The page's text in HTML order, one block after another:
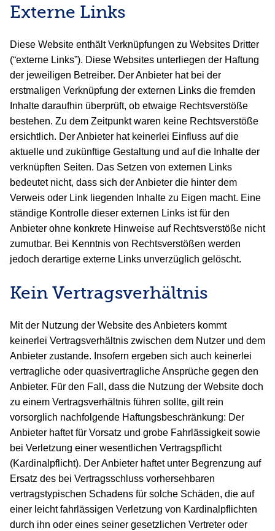
Externe Links
Diese Website enthält Verknüpfungen zu Websites Dritter
(“externe Links”). Diese Websites unterliegen der Haftung
der jeweiligen Betreiber. Der Anbieter hat bei der
erstmaligen Verknüpfung der externen Links die fremden
Inhalte daraufhin überprüft, ob etwaige Rechtsverstöße
bestehen. Zu dem Zeitpunkt waren keine Rechtsverstöße
ersichtlich. Der Anbieter hat keinerlei Einfluss auf die
aktuelle und zukünftige Gestaltung und auf die Inhalte der
verknüpften Seiten. Das Setzen von externen Links
bedeutet nicht, dass sich der Anbieter die hinter dem
Verweis oder Link liegenden Inhalte zu Eigen macht. Eine
ständige Kontrolle dieser externen Links ist für den
Anbieter ohne konkrete Hinweise auf Rechtsverstöße nicht
zumutbar. Bei Kenntnis von Rechtsverstößen werden
jedoch derartige externe Links unverzüglich gelöscht.
Kein Vertragsverhältnis
Mit der Nutzung der Website des Anbieters kommt
keinerlei Vertragsverhältnis zwischen dem Nutzer und dem
Anbieter zustande. Insofern ergeben sich auch keinerlei
vertragliche oder quasivertragliche Ansprüche gegen den
Anbieter. Für den Fall, dass die Nutzung der Website doch
zu einem Vertragsverhältnis führen sollte, gilt rein
vorsorglich nachfolgende Haftungsbeschränkung: Der
Anbieter haftet für Vorsatz und grobe Fahrlässigkeit sowie
bei Verletzung einer wesentlichen Vertragspflicht
(Kardinalpflicht). Der Anbieter haftet unter Begrenzung auf
Ersatz des bei Vertragsschluss vorhersehbaren
vertragstypischen Schadens für solche Schäden, die auf
einer leicht fahrlässigen Verletzung von Kardinalpflichten
durch ihn oder eines seiner gesetzlichen Vertreter oder